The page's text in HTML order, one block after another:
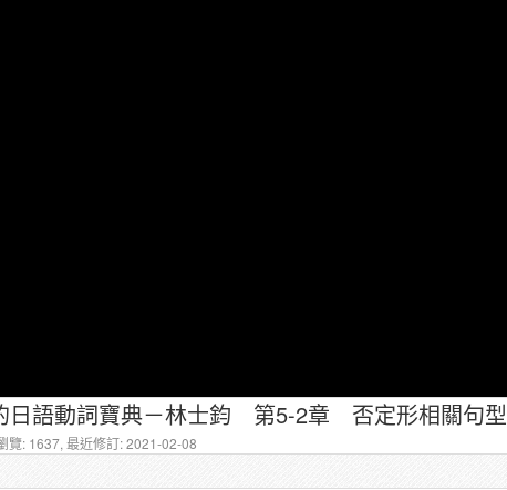
日語動詞寶典－林士鈞 第5-2章 否定形相關句型
覽: 1637, 最近修訂: 2021-02-08